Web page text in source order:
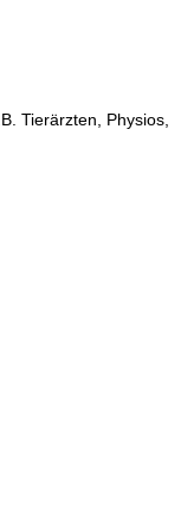
Tierärzten, Physios,